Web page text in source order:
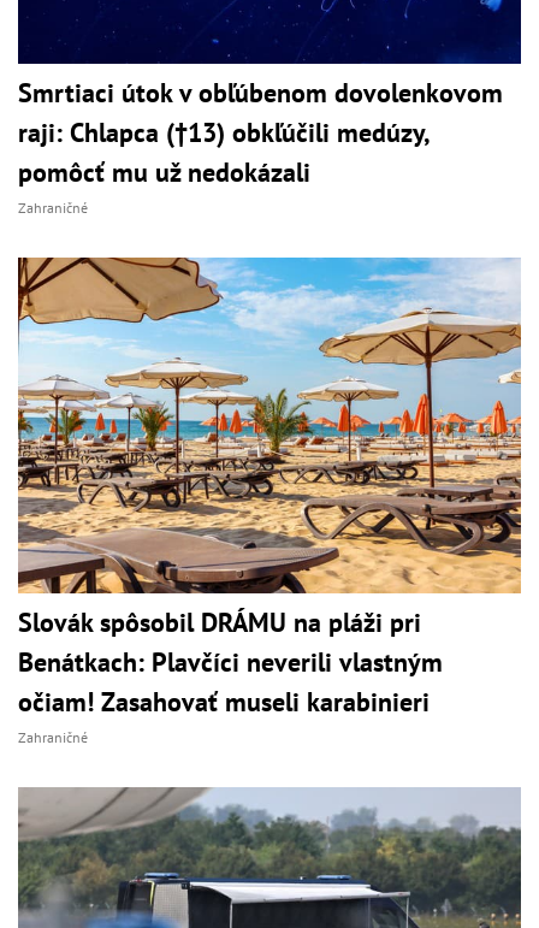
Smrtiaci útok v obľúbenom dovolenkovom
raji: Chlapca (†13) obkľúčili medúzy,
pomôcť mu už nedokázali
Zahraničné
Slovák spôsobil DRÁMU na pláži pri
Benátkach: Plavčíci neverili vlastným
očiam! Zasahovať museli karabinieri
Zahraničné